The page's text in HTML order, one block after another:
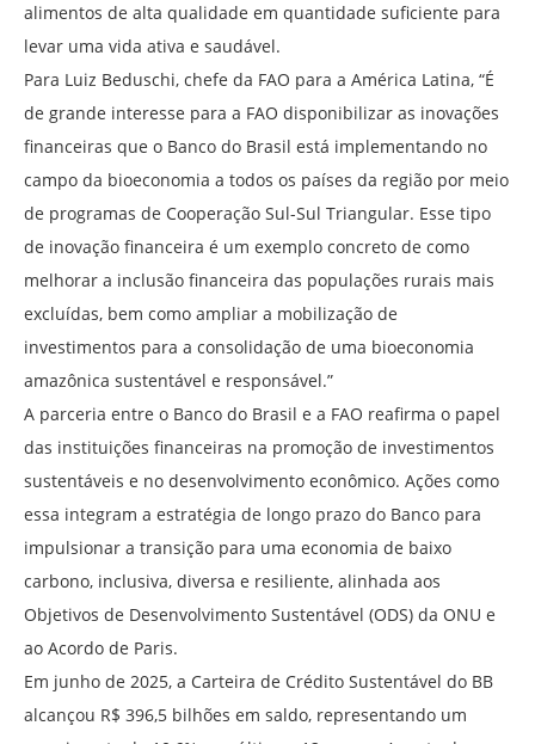
alimentos de alta qualidade em quantidade suficiente para
levar uma vida ativa e saudável.
Para Luiz Beduschi, chefe da FAO para a América Latina, “É
de grande interesse para a FAO disponibilizar as inovações
financeiras que o Banco do Brasil está implementando no
campo da bioeconomia a todos os países da região por meio
de programas de Cooperação Sul-Sul Triangular. Esse tipo
de inovação financeira é um exemplo concreto de como
melhorar a inclusão financeira das populações rurais mais
excluídas, bem como ampliar a mobilização de
investimentos para a consolidação de uma bioeconomia
amazônica sustentável e responsável.”
A parceria entre o Banco do Brasil e a FAO reafirma o papel
das instituições financeiras na promoção de investimentos
sustentáveis e no desenvolvimento econômico. Ações como
essa integram a estratégia de longo prazo do Banco para
impulsionar a transição para uma economia de baixo
carbono, inclusiva, diversa e resiliente, alinhada aos
Objetivos de Desenvolvimento Sustentável (ODS) da ONU e
ao Acordo de Paris.
Em junho de 2025, a Carteira de Crédito Sustentável do BB
alcançou R$ 396,5 bilhões em saldo, representando um